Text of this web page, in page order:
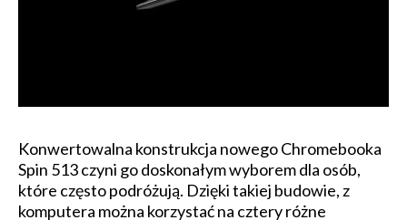
Konwertowalna konstrukcja nowego Chromebooka
Spin 513 czyni go doskonałym wyborem dla osób,
które często podróżują. Dzięki takiej budowie, z
komputera można korzystać na cztery różne